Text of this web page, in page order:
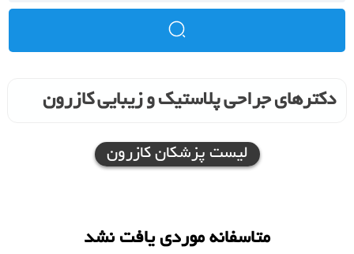
دکترهای جراحی پلاستیک و زیبایی کازرون
لیست پزشکان کازرون
متاسفانه موردی یافت نشد